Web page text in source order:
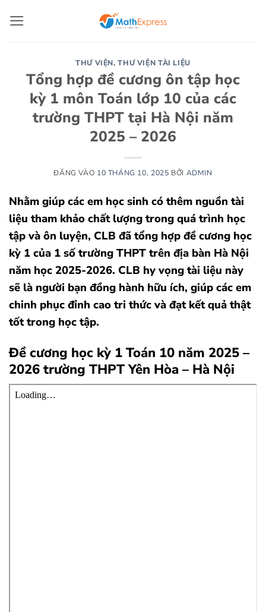
qua
THƯ VIỆN,THƯ VIỆN TÀI LIỆU
Tổng hợp đề cương ôn tập học
kỳ 1 môn Toán lớp 10 của các
trường THPT tại Hà Nội năm
2025 – 2026
ĐĂNG VÀO 10 THÁNG 10, 2025 BỞI ADMIN
Nhằm giúp các em học sinh có thêm nguồn tài
liệu tham khảo chất lượng trong quá trình học
tập và ôn luyện, CLB đã tổng hợp đề cương học
kỳ 1 của 1 số trường THPT trên địa bàn Hà Nội
năm học 2025-2026. CLB hy vọng tài liệu này
sẽ là người bạn đồng hành hữu ích, giúp các em
chinh phục đỉnh cao tri thức và đạt kết quả thật
tốt trong học tập.
Đề cương học kỳ 1 Toán 10 năm 2025 –
2026 trường THPT Yên Hòa – Hà Nội